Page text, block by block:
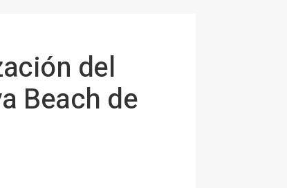
del
Beach de